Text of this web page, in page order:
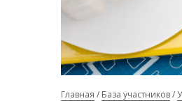
Главная База участников